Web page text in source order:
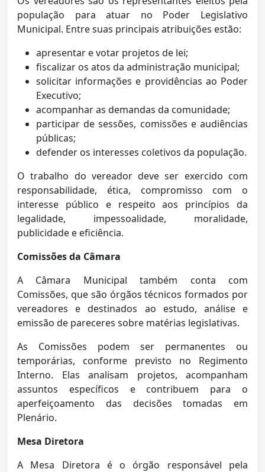
população para atuar no Poder Legislativo
Municipal. Entre suas principais atribuições estão:
apresentar e votar projetos de lei;
fiscalizar os atos da administração municipal;
solicitar informações e providências ao Poder
Executivo;
acompanhar as demandas da comunidade;
participar de sessões, comissões e audiências
públicas;
defender os interesses coletivos da população.
O trabalho do vereador deve ser exercido com
responsabilidade, ética, compromisso com o
interesse público e respeito aos princípios da
legalidade, impessoalidade, moralidade,
publicidade e eficiência.
Comissões da Câmara
A Câmara Municipal também conta com
Comissões, que são órgãos técnicos formados por
vereadores e destinados ao estudo, análise e
emissão de pareceres sobre matérias legislativas.
As Comissões podem ser permanentes ou
temporárias, conforme previsto no Regimento
Interno. Elas analisam projetos, acompanham
assuntos específicos e contribuem para o
aperfeiçoamento das decisões tomadas em
Plenário.
Mesa Diretora
A Mesa Diretora é o órgão responsável pela